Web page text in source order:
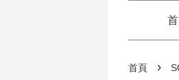
首頁 ›